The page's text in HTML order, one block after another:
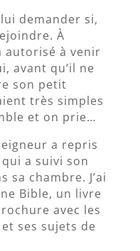
demander si,
À
autorisé à venir
avant qu’il ne
son petit
très simples
et on prie…
a repris
a suivi son
sa chambre. J’ai
Bible, un livre
avec les
ses sujets de